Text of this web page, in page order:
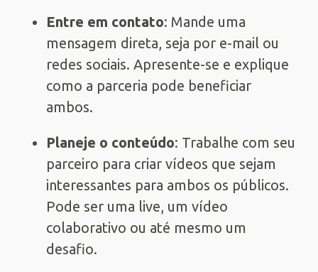
Entre em contato: Mande uma
mensagem direta, seja por e-mail ou
redes sociais. Apresente-se e explique
como a parceria pode beneficiar
ambos.
Planeje o conteúdo: Trabalhe com seu
parceiro para criar vídeos que sejam
interessantes para ambos os públicos.
Pode ser uma live, um vídeo
colaborativo ou até mesmo um
desafio.